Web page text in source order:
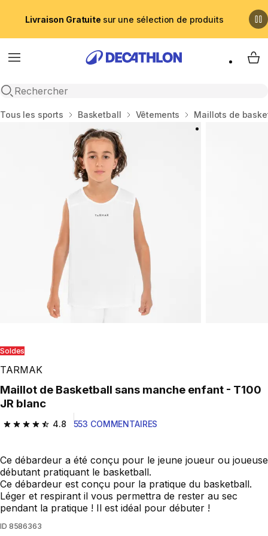
Livraison Gratuite sur une sélection de produits
Menu
Recherche ouverte
My
Accueil
Tous les sports Basketball Vêtements Maillots de
Soldes
TARMAK
Maillot de Basketball sans manche enfant - T100
JR blanc
4.8
4.8 out of 5 stars from 553 reviews
553 COMMENTAIRES
Ce débardeur a été conçu pour le jeune joueur ou joueuse
débutant pratiquant le basketball.
Ce débardeur est conçu pour la pratique du basketball.
Léger et respirant il vous permettra de rester au sec
pendant la pratique ! Il est idéal pour débuter !
ID 8586363